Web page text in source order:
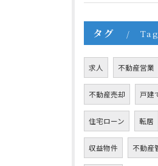
タグ
求人 不動産営業
不動産売却 戸建
住宅ローン 転居
収益物件 不動産